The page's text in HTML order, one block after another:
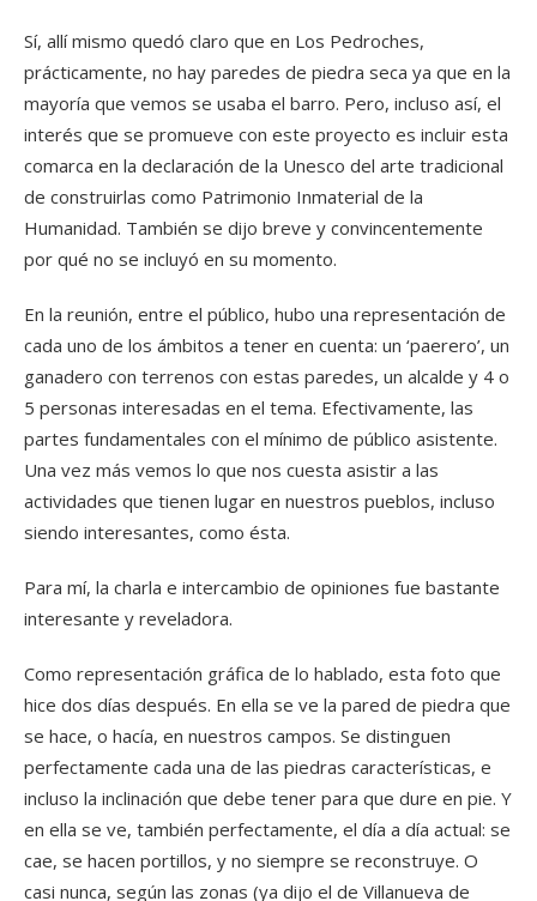
Sí, allí mismo quedó claro que en Los Pedroches,
prácticamente, no hay paredes de piedra seca ya que en la
mayoría que vemos se usaba el barro. Pero, incluso así, el
interés que se promueve con este proyecto es incluir esta
comarca en la declaración de la Unesco del arte tradicional
de construirlas como Patrimonio Inmaterial de la
Humanidad. También se dijo breve y convincentemente
por qué no se incluyó en su momento.
En la reunión, entre el público, hubo una representación de
cada uno de los ámbitos a tener en cuenta: un ‘paerero’, un
ganadero con terrenos con estas paredes, un alcalde y 4 o
5 personas interesadas en el tema. Efectivamente, las
partes fundamentales con el mínimo de público asistente.
Una vez más vemos lo que nos cuesta asistir a las
actividades que tienen lugar en nuestros pueblos, incluso
siendo interesantes, como ésta.
Para mí, la charla e intercambio de opiniones fue bastante
interesante y reveladora.
Como representación gráfica de lo hablado, esta foto que
hice dos días después. En ella se ve la pared de piedra que
se hace, o hacía, en nuestros campos. Se distinguen
perfectamente cada una de las piedras características, e
incluso la inclinación que debe tener para que dure en pie. Y
en ella se ve, también perfectamente, el día a día actual: se
cae, se hacen portillos, y no siempre se reconstruye. O
casi nunca, según las zonas (ya dijo el de Villanueva de